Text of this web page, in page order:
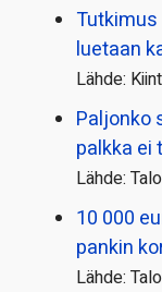
luetaan
Lähde:
Paljonko
palkka ei
Lähde:
10 000
pankin
Lähde: